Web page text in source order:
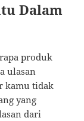
Dalam
produk
ulasan
kamu tidak
yang
dari